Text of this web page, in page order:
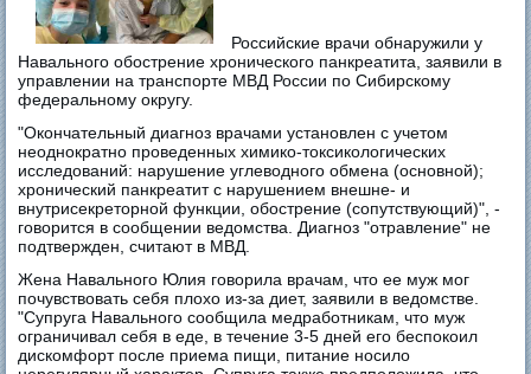
Российские врачи обнаружили у
Навального обострение хронического панкреатита, заявили в
управлении на транспорте МВД России по Сибирскому
федеральному округу.
"Окончательный диагноз врачами установлен с учетом
неоднократно проведенных химико-токсикологических
исследований: нарушение углеводного обмена (основной);
хронический панкреатит с нарушением внешне- и
внутрисекреторной функции, обострение (сопутствующий)", -
говорится в сообщении ведомства. Диагноз "отравление" не
подтвержден, считают в МВД.
Жена Навального Юлия говорила врачам, что ее муж мог
почувствовать себя плохо из-за диет, заявили в ведомстве.
"Супруга Навального сообщила медработникам, что муж
ограничивал себя в еде, в течение 3-5 дней его беспокоил
дискомфорт после приема пищи, питание носило